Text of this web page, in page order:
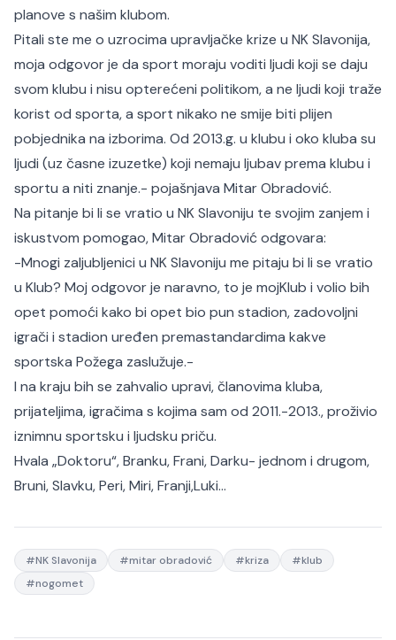
planove s našim klubom.
Pitali ste me o uzrocima upravljačke krize u NK Slavonija,
moja odgovor je da sport moraju voditi ljudi koji se daju
svom klubu i nisu opterećeni politikom, a ne ljudi koji traže
korist od sporta, a sport nikako ne smije biti plijen
pobjednika na izborima. Od 2013.g. u klubu i oko kluba su
ljudi (uz časne izuzetke) koji nemaju ljubav prema klubu i
sportu a niti znanje.- pojašnjava Mitar Obradović.
Na pitanje bi li se vratio u NK Slavoniju te svojim zanjem i
iskustvom pomogao, Mitar Obradović odgovara:
-Mnogi zaljubljenici u NK Slavoniju me pitaju bi li se vratio
u Klub? Moj odgovor je naravno, to je mojKlub i volio bih
opet pomoći kako bi opet bio pun stadion, zadovoljni
igrači i stadion uređen premastandardima kakve
sportska Požega zaslužuje.-
I na kraju bih se zahvalio upravi, članovima kluba,
prijateljima, igračima s kojima sam od 2011.-2013., proživio
iznimnu sportsku i ljudsku priču.
Hvala „Doktoru“, Branku, Frani, Darku- jednom i drugom,
Bruni, Slavku, Peri, Miri, Franji,Luki...
#NK Slavonija #mitar obradović #kriza #klub
#nogomet